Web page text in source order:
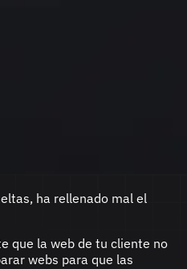
ha rellenado mal el
que la web de tu cliente no
webs para que las